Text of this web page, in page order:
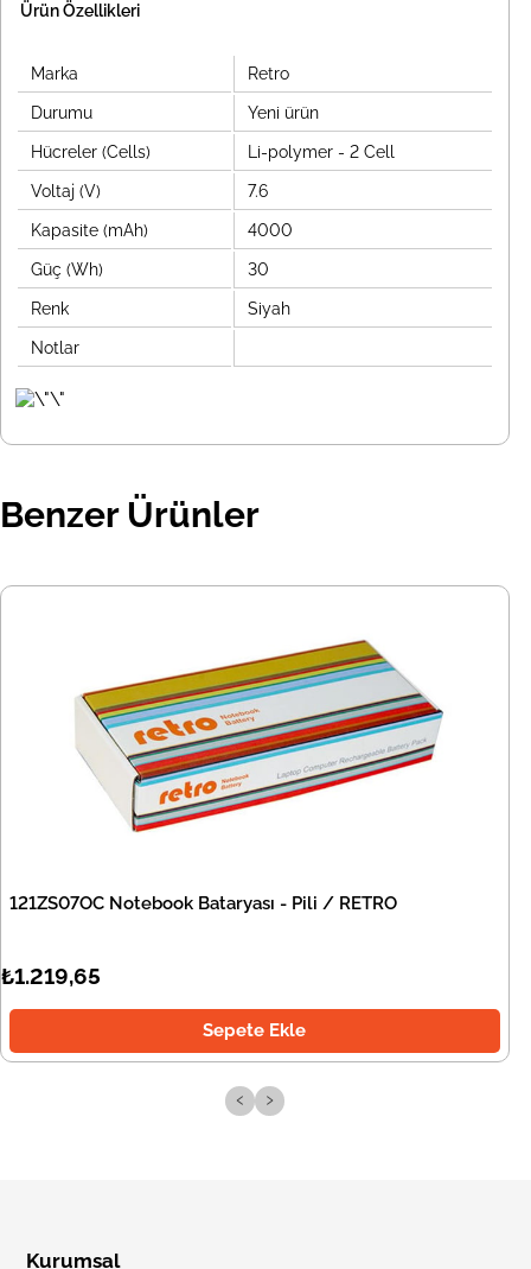
Ürün Özellikleri
Marka Retro
Durumu Yeni ürün
Hücreler (Cells) Li-polymer - 2 Cell
Voltaj (V) 7.6
Kapasite (mAh) 4000
Güç (Wh) 30
Renk Siyah
Notlar
Benzer Ürünler
121ZS07OC Notebook Bataryası - Pili / RETRO
₺1.219,65
Sepete Ekle
‹ ›
Kurumsal